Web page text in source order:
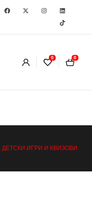
0 0
ДЕТСКИ ИГРИ И КВИЗОВИ